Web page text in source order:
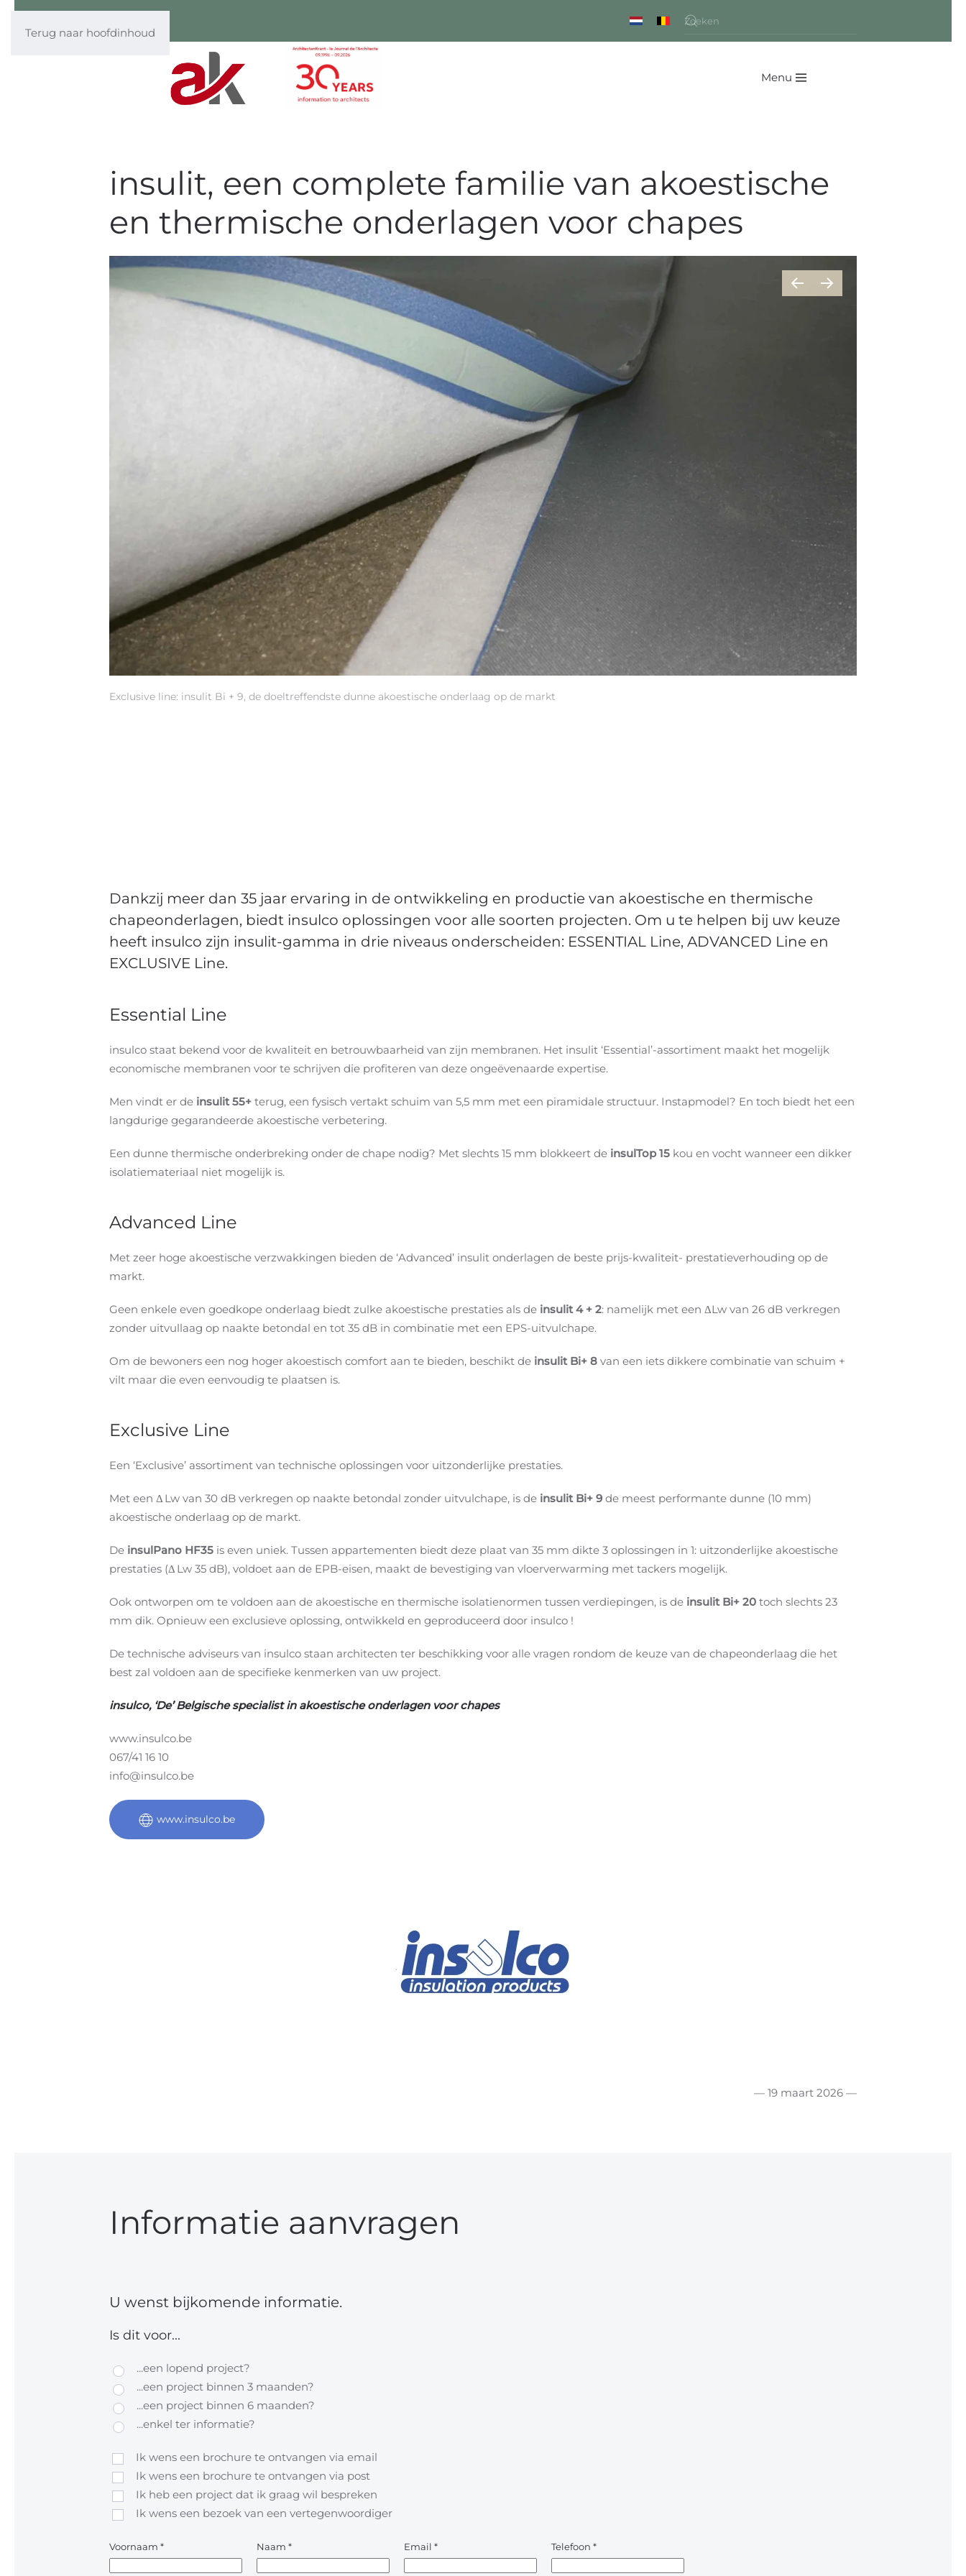
Terug naar hoofdinhoud
Menu
insulit, een complete familie van akoestische
en thermische onderlagen voor chapes
Exclusive line: insulit Bi + 9, de doeltreffendste dunne akoestische onderlaag op de markt
Dankzij meer dan 35 jaar ervaring in de ontwikkeling en productie van akoestische en thermische
chapeonderlagen, biedt insulco oplossingen voor alle soorten projecten. Om u te helpen bij uw keuze
heeft insulco zijn insulit-gamma in drie niveaus onderscheiden: ESSENTIAL Line, ADVANCED Line en
EXCLUSIVE Line.
Essential Line
insulco staat bekend voor de kwaliteit en betrouwbaarheid van zijn membranen. Het insulit ‘Essential’-assortiment maakt het mogelijk
economische membranen voor te schrijven die profiteren van deze ongeëvenaarde expertise.
Men vindt er de insulit 55+ terug, een fysisch vertakt schuim van 5,5 mm met een piramidale structuur. Instapmodel? En toch biedt het een
langdurige gegarandeerde akoestische verbetering.
Een dunne thermische onderbreking onder de chape nodig? Met slechts 15 mm blokkeert de insulTop 15 kou en vocht wanneer een dikker
isolatiemateriaal niet mogelijk is.
Advanced Line
Met zeer hoge akoestische verzwakkingen bieden de ‘Advanced’ insulit onderlagen de beste prijs-kwaliteit-­ prestatieverhouding op de
markt.
Geen enkele even goedkope onderlaag biedt zulke akoestische prestaties als de insulit 4 + 2: namelijk met een ΔLw van 26 dB verkregen
zonder uitvullaag op naakte betondal en tot 35 dB in combinatie met een EPS-uitvulchape.
Om de bewoners een nog hoger akoestisch comfort aan te bieden, beschikt de insulit Bi+ 8 van een iets dikkere combinatie van schuim +
vilt maar die even eenvoudig te plaatsen is.
Exclusive Line
Een ‘Exclusive’ assortiment van technische oplossingen voor uitzonderlijke prestaties.
Met een Δ Lw van 30 dB verkregen op naakte betondal zonder uitvulchape, is de insulit Bi+ 9 de meest performante dunne (10 mm)
akoestische onderlaag op de markt.
De insulPano HF35 is even uniek. Tussen appartementen biedt deze plaat van 35 mm dikte 3 oplossingen in 1: uitzonderlijke akoestische
prestaties (Δ Lw 35 dB), voldoet aan de EPB-eisen, maakt de bevestiging van vloerverwarming met tackers mogelijk.
Ook ontworpen om te voldoen aan de akoestische en thermische isolatienormen tussen verdiepingen, is de insulit Bi+ 20 toch slechts 23
mm dik. Opnieuw een exclusieve oplossing, ontwikkeld en geproduceerd door insulco !
De technische adviseurs van insulco staan architecten ter beschikking voor alle vragen rondom de keuze van de chapeonderlaag die het
best zal voldoen aan de specifieke kenmerken van uw project.
insulco, ‘De’ Belgische specialist in akoestische onderlagen voor chapes
www.insulco.be
067/41 16 10
info@insulco.be
www.insulco.be
— 19 maart 2026 —
Informatie aanvragen
U wenst bijkomende informatie.
Is dit voor...
...een lopend project?
...een project binnen 3 maanden?
...een project binnen 6 maanden?
...enkel ter informatie?
Ik wens een brochure te ontvangen via email
Ik wens een brochure te ontvangen via post
Ik heb een project dat ik graag wil bespreken
Ik wens een bezoek van een vertegenwoordiger
Voornaam * Naam * Email * Telefoon *